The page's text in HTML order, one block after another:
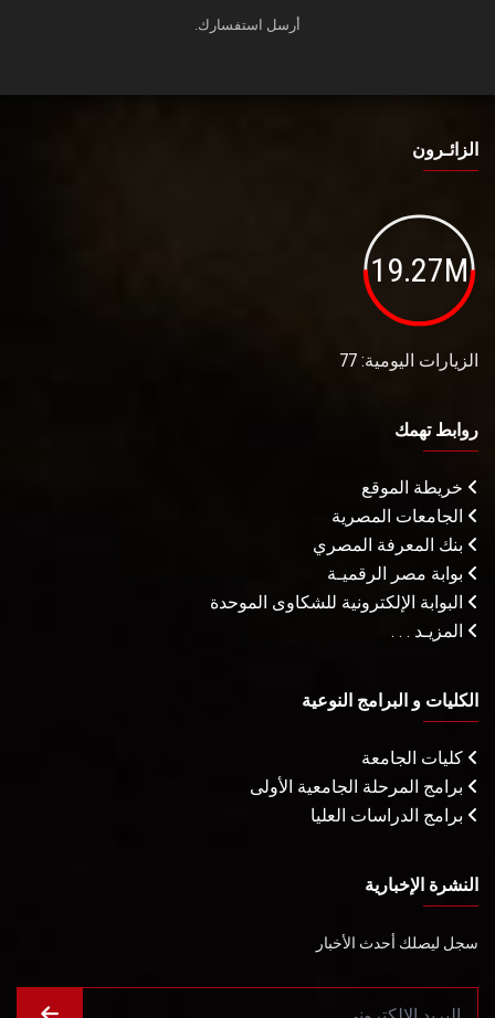
أرسل استفسارك.
الزائـرون
19.27M
الزيارات اليومية: 77
روابط تهمك
خريطة الموقع
الجامعات المصرية
بنك المعرفة المصري
بوابة مصر الرقميـة
البوابة الإلكترونية للشكاوى الموحدة
المزيـد . . .
الكليات و البرامج النوعية
كليات الجامعة
برامج المرحلة الجامعية الأولى
برامج الدراسات العليا
النشرة الإخبارية
سجل ليصلك أحدث الأخبار